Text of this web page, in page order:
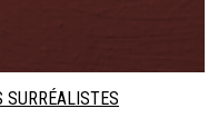
SURRÉALISTES